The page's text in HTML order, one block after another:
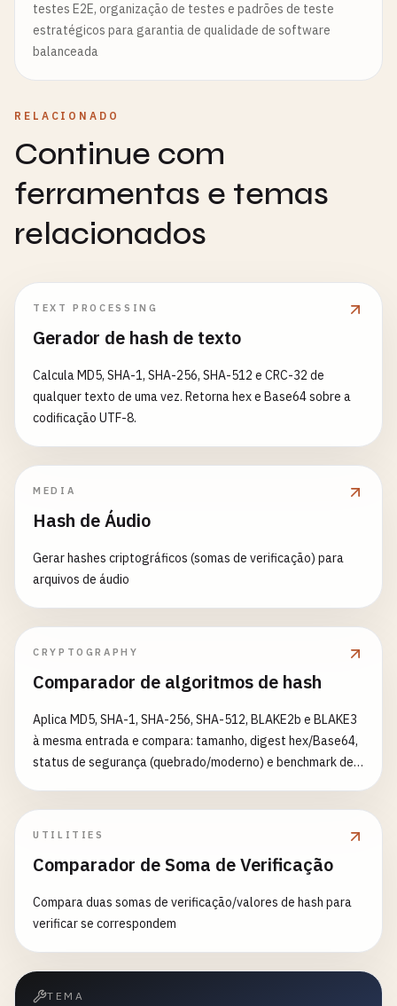
testes E2E, organização de testes e padrões de teste
estratégicos para garantia de qualidade de software
balanceada
RELACIONADO
Continue com
ferramentas e temas
relacionados
TEXT PROCESSING
Gerador de hash de texto
Calcula MD5, SHA-1, SHA-256, SHA-512 e CRC-32 de
qualquer texto de uma vez. Retorna hex e Base64 sobre a
codificação UTF-8.
MEDIA
Hash de Áudio
Gerar hashes criptográficos (somas de verificação) para
arquivos de áudio
CRYPTOGRAPHY
Comparador de algoritmos de hash
Aplica MD5, SHA-1, SHA-256, SHA-512, BLAKE2b e BLAKE3
à mesma entrada e compara: tamanho, digest hex/Base64,
status de segurança (quebrado/moderno) e benchmark de
UTILITIES
Comparador de Soma de Verificação
Compara duas somas de verificação/valores de hash para
verificar se correspondem
TEMA